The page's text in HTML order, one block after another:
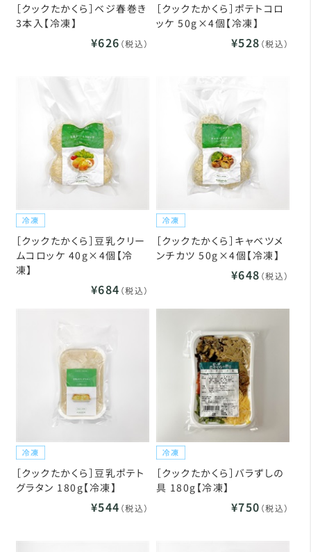
［クックたかくら］ベジ春巻き
3本入【冷凍】
¥626 （税込）
［クックたかくら］ポテトコロ
ッケ 50g×4個【冷凍】
¥528 （税込）
［クックたかくら］豆乳クリー
ムコロッケ 40g×4個【冷
凍】
¥684 （税込）
［クックたかくら］キャベツメ
ンチカツ 50g×4個【冷凍】
¥648 （税込）
［クックたかくら］豆乳ポテト
グラタン 180g【冷凍】
¥544 （税込）
［クックたかくら］バラずしの
具 180g【冷凍】
¥750 （税込）